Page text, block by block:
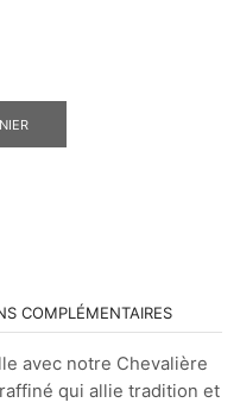
COMPLÉMENTAIRES
avec notre Chevalière
qui allie tradition et